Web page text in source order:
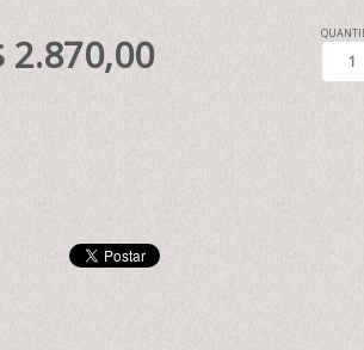
2.870,00